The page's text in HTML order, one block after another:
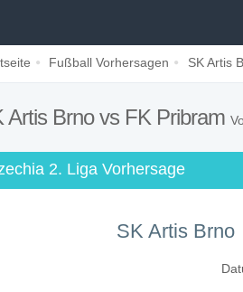
Fußball Vorhersagen SK Artis
Artis Brno vs FK Pribram
2. Liga Vorhersage
SK Artis Brno